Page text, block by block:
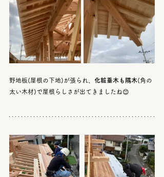
野地板(屋根の下地)が張られ、 化粧垂木も隅木(角の
太い木材)で屋根らしさが出てきましたね😊